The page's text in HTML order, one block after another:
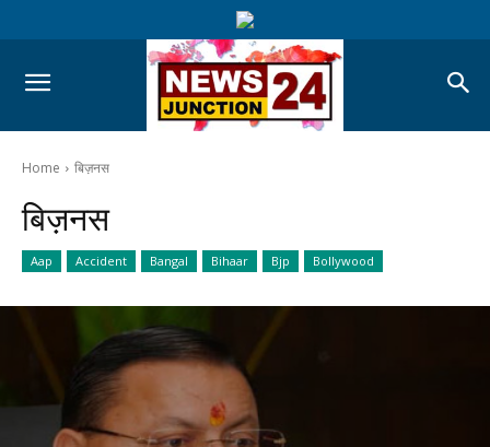
Home बिज़नस
बिज़नस
Aap Accident Bangal Bihaar Bjp Bollywood